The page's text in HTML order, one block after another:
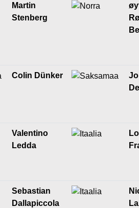
Martin
Stenberg
Colin Dünker
Valentino
Ledda
Sebastian
Dallapiccola